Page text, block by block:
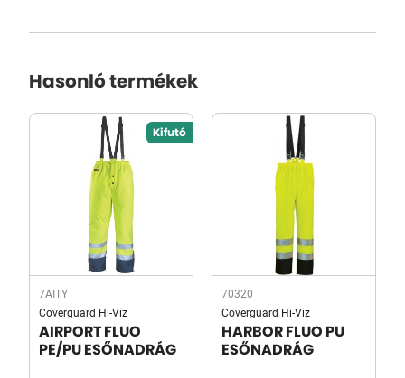
Hasonló termékek
Kifutó
7AITY
Coverguard Hi-Viz
AIRPORT FLUO
PE/PU ESŐNADRÁG
70320
Coverguard Hi-Viz
HARBOR FLUO PU
ESŐNADRÁG